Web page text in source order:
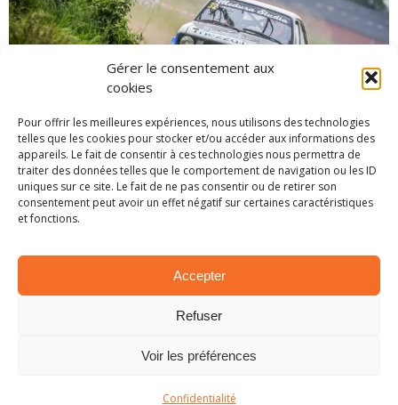
Gérer le consentement aux
cookies
Pour offrir les meilleures expériences, nous utilisons des technologies
telles que les cookies pour stocker et/ou accéder aux informations des
appareils. Le fait de consentir à ces technologies nous permettra de
traiter des données telles que le comportement de navigation ou les ID
uniques sur ce site. Le fait de ne pas consentir ou de retirer son
consentement peut avoir un effet négatif sur certaines caractéristiques
et fonctions.
Accepter
Refuser
Voir les préférences
Confidentialité
© Jordan Dozin Photography
Dirk Deveux continue de revenir sur Arthur
Kerkhove. Toujours au sommet de la hiérarchie,
le pilote Ford est désormais sous la menace du
points de retard sur la première place du